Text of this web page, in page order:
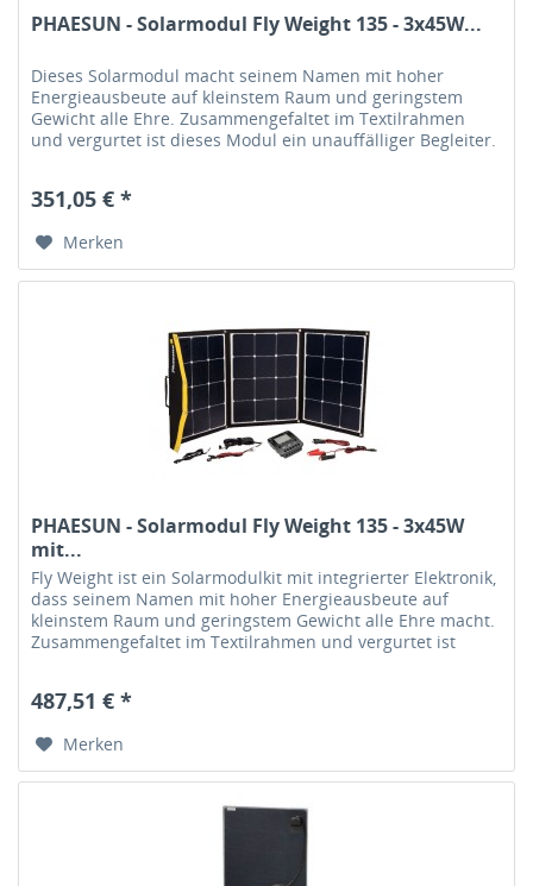
PHAESUN - Solarmodul Fly Weight 135 - 3x45W...
Dieses Solarmodul macht seinem Namen mit hoher
Energieausbeute auf kleinstem Raum und geringstem
Gewicht alle Ehre. Zusammengefaltet im Textilrahmen
und vergurtet ist dieses Modul ein unauffälliger Begleiter.
351,05 € *
Merken
PHAESUN - Solarmodul Fly Weight 135 - 3x45W
mit...
Fly Weight ist ein Solarmodulkit mit integrierter Elektronik,
dass seinem Namen mit hoher Energieausbeute auf
kleinstem Raum und geringstem Gewicht alle Ehre macht.
Zusammengefaltet im Textilrahmen und vergurtet ist
487,51 € *
Merken